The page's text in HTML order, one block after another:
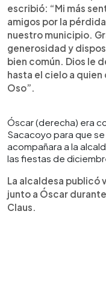
escribió: “Mi más
amigos por la
nuestro municipio.
generosidad y
bien común. Dios le
hasta el cielo a
Oso”.
Óscar (derecha) era
Sacacoyo para que
acompañara a la
las fiestas de
La alcaldesa publicó
junto a Óscar
Claus.